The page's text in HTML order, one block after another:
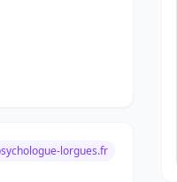
lorgues.fr